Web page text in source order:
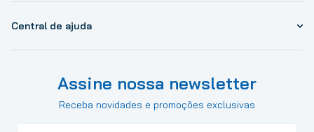
Central de ajuda
Assine nossa newsletter
Receba novidades e promoções exclusivas